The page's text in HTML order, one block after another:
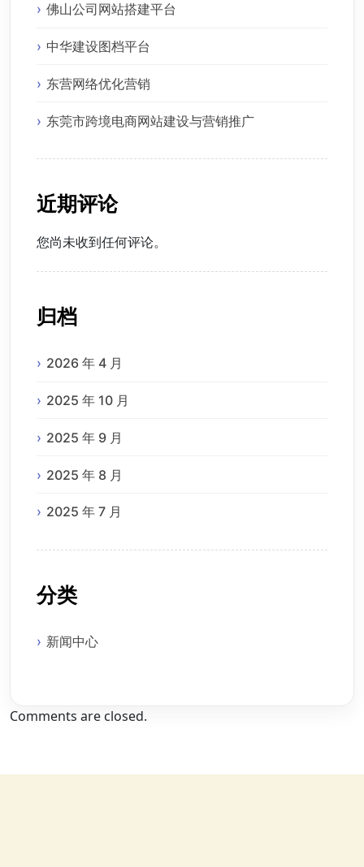
佛山公司网站搭建平台
中华建设图档平台
东营网络优化营销
东莞市跨境电商网站建设与营销推广
近期评论
您尚未收到任何评论。
归档
2026 年 4 月
2025 年 10 月
2025 年 9 月
2025 年 8 月
2025 年 7 月
分类
新闻中心
Comments are closed.